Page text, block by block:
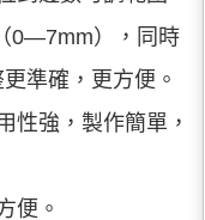
0—7mm），同時
準確，更方便。
性強，製作簡單，
便。